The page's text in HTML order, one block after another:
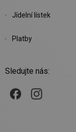
Jídelní lístek
Platby
Sledujte nás: